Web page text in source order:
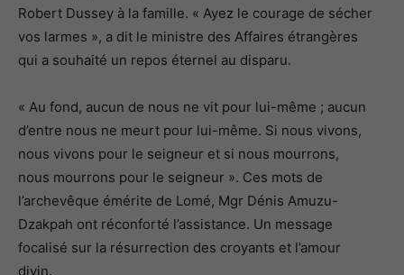
Robert Dussey à la famille. « Ayez le courage de sécher
vos larmes », a dit le ministre des Affaires étrangères
qui a souhaité un repos éternel au disparu.
« Au fond, aucun de nous ne vit pour lui-même ; aucun
d’entre nous ne meurt pour lui-même. Si nous vivons,
nous vivons pour le seigneur et si nous mourrons,
nous mourrons pour le seigneur ». Ces mots de
l’archevêque émérite de Lomé, Mgr Dénis Amuzu-
Dzakpah ont réconforté l’assistance. Un message
focalisé sur la résurrection des croyants et l’amour
divin.